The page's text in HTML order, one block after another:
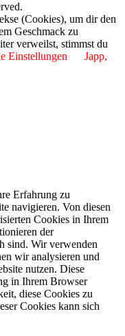
(Cookies), um dir den
Geschmack zu
verweilst, stimmst du
Einstellungen
Japp,
Erfahrung zu
navigieren. Von diesen
Cookies in Ihrem
der
sind. Wir verwenden
wir analysieren und
nutzen. Diese
in Ihrem Browser
diese Cookies zu
Cookies kann sich